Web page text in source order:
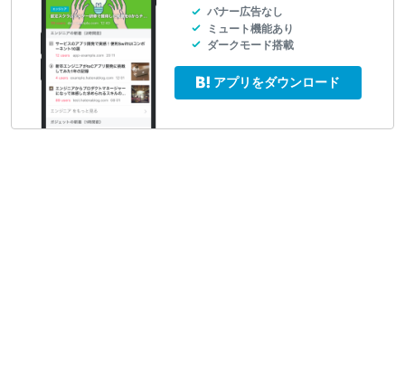
バナー広告なし
ミュート機能あり
ダークモード搭載
アプリをダウンロード